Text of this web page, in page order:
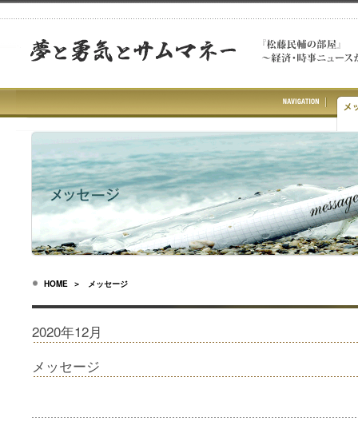
HOME ＞ メッセージ
2020年12月
メッセージ